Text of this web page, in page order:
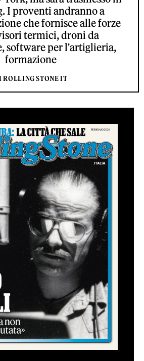
I proventi andranno a
che fornisce alle forze
termici, droni da
software per l'artiglieria,
formazione
ROLLING STONE IT